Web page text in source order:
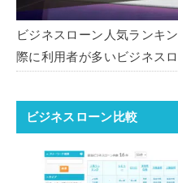
ビジネスローン人気ランキ
際に利用者が多いビジネス
【2026年版】
ビジネスローン比較